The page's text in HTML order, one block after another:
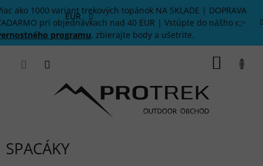
Prejsť
na
obsah
ako 1000 variant trekových topánok NA SKLADE | DOPRAVA
pri objednávkach nad 40 EUR | Vstúpte do nášho 👉
programu, zbierajte body a ušetrite.
EUR
SPACÁKY